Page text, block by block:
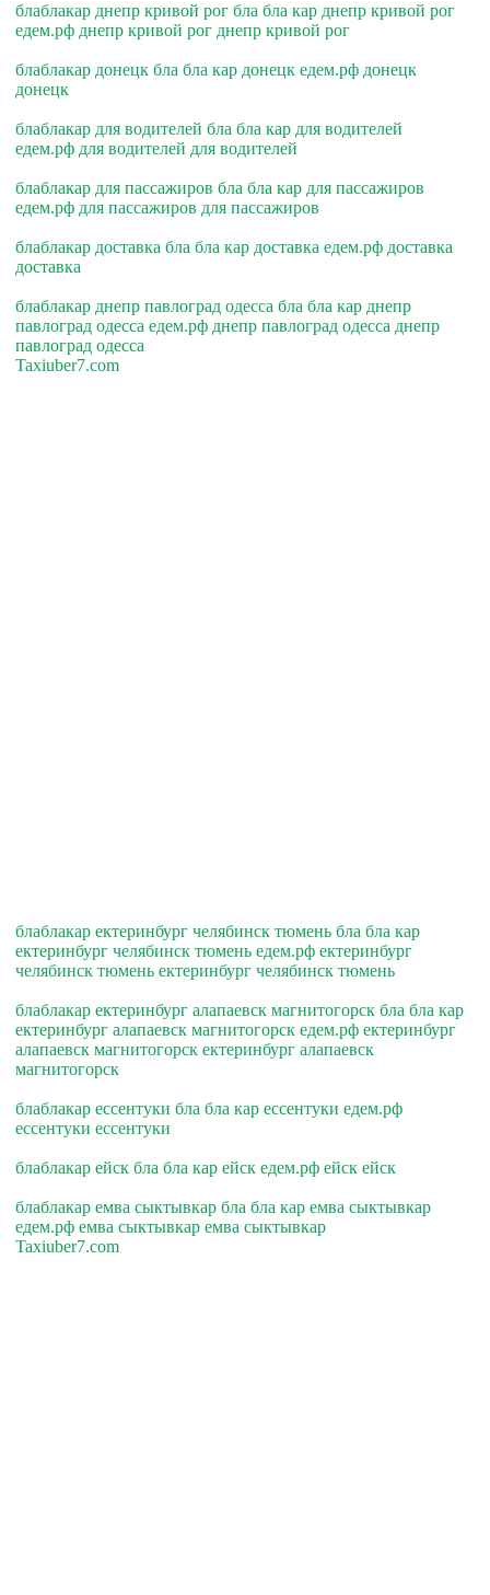
блаблакар днепр кривой рог бла бла кар днепр кривой рог
едем.рф днепр кривой рог днепр кривой рог
блаблакар донецк бла бла кар донецк едем.рф донецк
донецк
блаблакар для водителей бла бла кар для водителей
едем.рф для водителей для водителей
блаблакар для пассажиров бла бла кар для пассажиров
едем.рф для пассажиров для пассажиров
блаблакар доставка бла бла кар доставка едем.рф доставка
доставка
блаблакар днепр павлоград одесса бла бла кар днепр
павлоград одесса едем.рф днепр павлоград одесса днепр
павлоград одесса
Taxiuber7.com
блаблакар ектеринбург челябинск тюмень бла бла кар
ектеринбург челябинск тюмень едем.рф ектеринбург
челябинск тюмень ектеринбург челябинск тюмень
блаблакар ектеринбург алапаевск магнитогорск бла бла кар
ектеринбург алапаевск магнитогорск едем.рф ектеринбург
алапаевск магнитогорск ектеринбург алапаевск
магнитогорск
блаблакар ессентуки бла бла кар ессентуки едем.рф
ессентуки ессентуки
блаблакар ейск бла бла кар ейск едем.рф ейск ейск
блаблакар емва сыктывкар бла бла кар емва сыктывкар
едем.рф емва сыктывкар емва сыктывкар
Taxiuber7.com